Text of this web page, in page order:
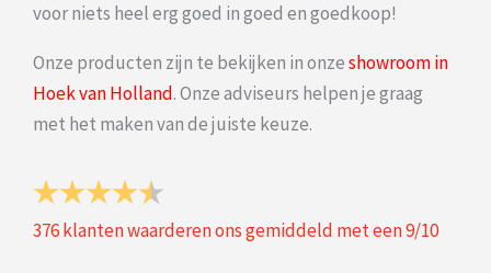
voor niets heel erg goed in goed en goedkoop!
Onze producten zijn te bekijken in onzeshowroom in
Hoek van Holland. Onze adviseurs helpen je graag
met het maken van de juiste keuze.
376klanten waarderen ons gemiddeld met een9/10